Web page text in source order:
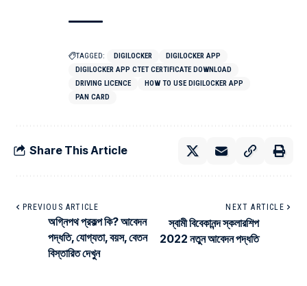
TAGGED: DIGILOCKER
DIGILOCKER APP
DIGILOCKER APP CTET CERTIFICATE DOWNLOAD
DRIVING LICENCE
HOW TO USE DIGILOCKER APP
PAN CARD
Share This Article
PREVIOUS ARTICLE
অগ্নিপথ প্রকল্প কি? আবেদন
পদ্ধতি, যোগ্যতা, বয়স, বেতন
বিস্তারিত দেখুন
NEXT ARTICLE
স্বামী বিবেকানন্দ স্কলারশিপ
2022 নতুন আবেদন পদ্ধতি